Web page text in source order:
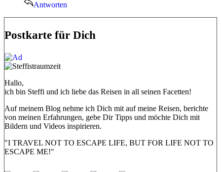
Antworten
Postkarte für Dich
Hallo,
ich bin Steffi und ich liebe das Reisen in all seinen Facetten!
Auf meinem Blog nehme ich Dich mit auf meine Reisen, berichte
von meinen Erfahrungen, gebe Dir Tipps und möchte Dich mit
Bildern und Videos inspirieren.
"I TRAVEL NOT TO ESCAPE LIFE, BUT FOR LIFE NOT TO
ESCAPE ME!"